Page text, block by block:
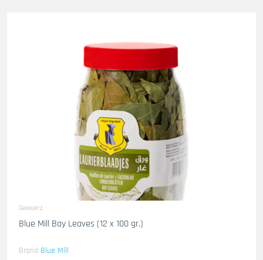
Gewuerz
Blue Mill Bay Leaves (12 x 100 gr.)
Brand Blue Mill